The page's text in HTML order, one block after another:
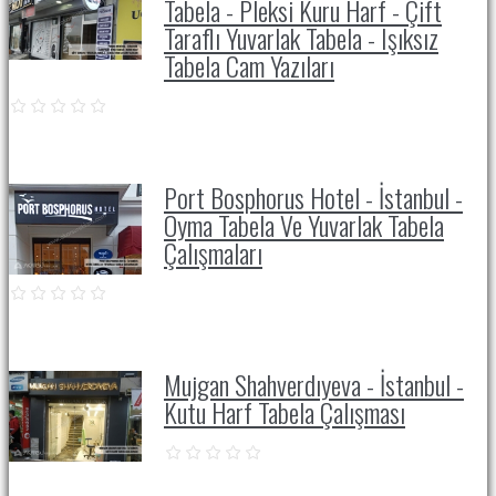
Tabela - Pleksi Kuru Harf - Çift
Taraflı Yuvarlak Tabela - Işıksız
Tabela Cam Yazıları
Port Bosphorus Hotel - İstanbul -
Oyma Tabela Ve Yuvarlak Tabela
Çalışmaları
Mujgan Shahverdıyeva - İstanbul -
Kutu Harf Tabela Çalışması